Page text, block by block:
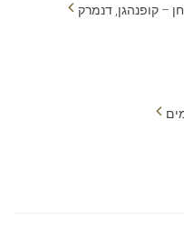
– קופנהגן, דנמרק